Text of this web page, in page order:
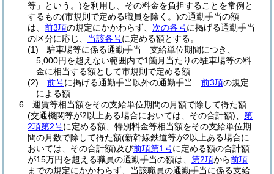
等」という。)を利用し、その料金を負担することを常例と
するもの(市規則で定める職員を除く。)の通勤手当の額
は、 前3項の規定にかかわらず、 次の各号に掲げる通勤手当
の区分に応じ、 当該各号に定める額とする。
(1)
駐車場等に係る通勤手当 支給単位期間につき、
5,000円を超えない範囲内で1箇月当たりの駐車場等の料
金に相当する額として市規則で定める額
(2)
前号に掲げる通勤手当以外の通勤手当 前3項の規定
による額
6
運賃等相当額をその支給単位期間の月額で除して得た額
(交通機関等が2以上ある場合においては、その合計額)
第
2項第2号に定める額、特別料金等相当額をその支給単位期
間の月数で除して得た額(新幹線鉄道等が2以上ある場合に
おいては、その合計額)及び前項第1号に定める額の合計額
が15万円を超える職員の通勤手当の額は、 第2項から前項
までの規定にかかわらず、当該職員の通勤手当に係る支給